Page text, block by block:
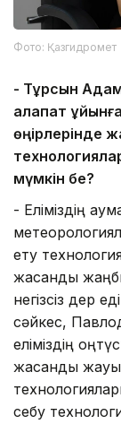
Фото: Қазгидромет
- Тұрсын
алапат
өңірлерінде
мүмкін бе?
- Еліміздің
ету
жасанды
негізсіз дер
сәйкес,
еліміздің
жасанды
себу